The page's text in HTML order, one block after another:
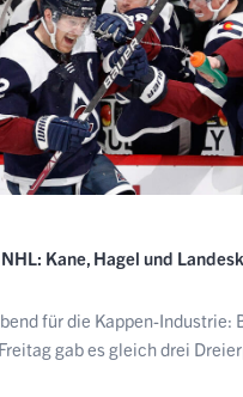
Kane, Hagel und
für die Kappen-Industrie:
gab es gleich drei